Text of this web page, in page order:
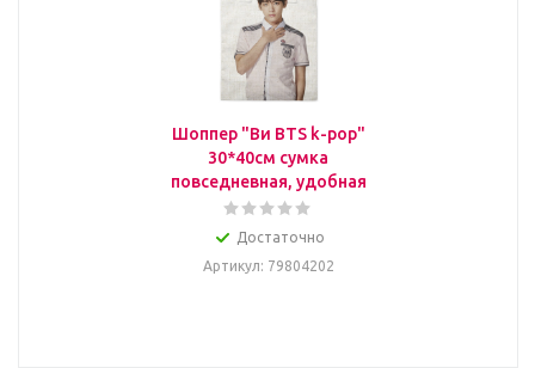
Шоппер "Ви BTS k-pop"
30*40см сумка
повседневная, удобная
Достаточно
Артикул: 79804202